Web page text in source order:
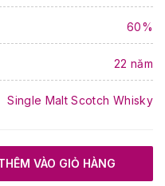
60%
22 năm
Single Malt Scotch Whisky
VÀO GIỎ HÀNG